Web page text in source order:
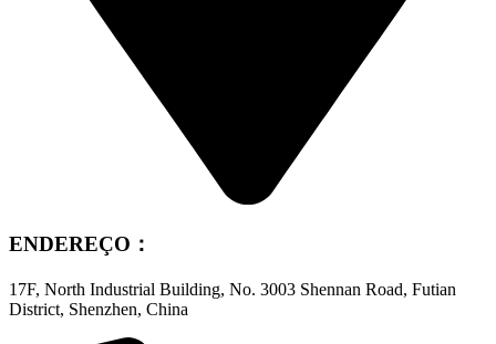
ENDEREÇO：
17F, North Industrial Building, No. 3003 Shennan Road, Futian
District, Shenzhen, China